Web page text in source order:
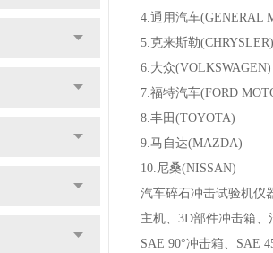
4.通用汽车(GENERAL
5.克来斯勒(CHRYSLER)
6.大众(VOLKSWAGEN)
7.福特汽车(FORD
8.丰田(TOYOTA)
9.马自达(MAZDA)
10.尼桑(NISSAN)
汽车碎石冲击试验机仪
主机、3D部件冲击箱
SAE 90°冲击箱、SAE